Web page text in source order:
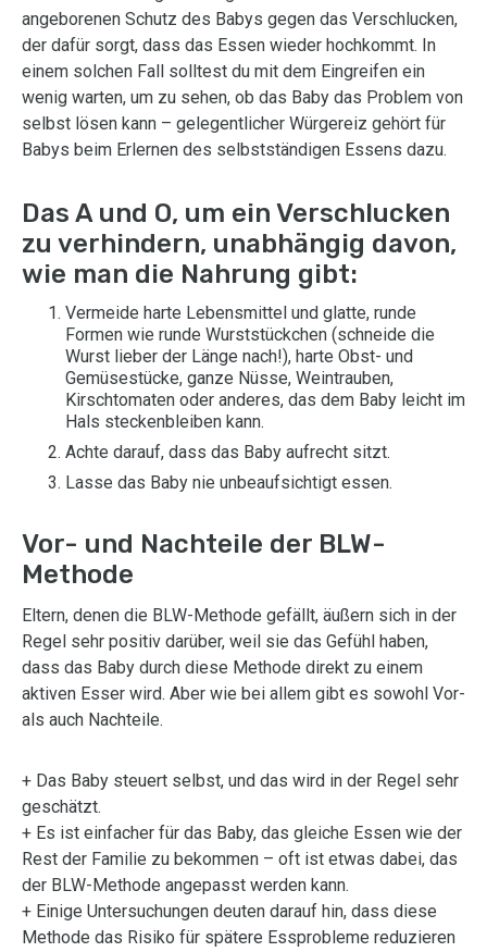
angeborenen Schutz des Babys gegen das Verschlucken,
der dafür sorgt, dass das Essen wieder hochkommt. In
einem solchen Fall solltest du mit dem Eingreifen ein
wenig warten, um zu sehen, ob das Baby das Problem von
selbst lösen kann – gelegentlicher Würgereiz gehört für
Babys beim Erlernen des selbstständigen Essens dazu.
Das A und O, um ein Verschlucken
zu verhindern, unabhängig davon,
wie man die Nahrung gibt:
Vermeide harte Lebensmittel und glatte, runde
Formen wie runde Wurststückchen (schneide die
Wurst lieber der Länge nach!), harte Obst- und
Gemüsestücke, ganze Nüsse, Weintrauben,
Kirschtomaten oder anderes, das dem Baby leicht im
Hals steckenbleiben kann.
Achte darauf, dass das Baby aufrecht sitzt.
Lasse das Baby nie unbeaufsichtigt essen.
Vor- und Nachteile der BLW-
Methode
Eltern, denen die BLW-Methode gefällt, äußern sich in der
Regel sehr positiv darüber, weil sie das Gefühl haben,
dass das Baby durch diese Methode direkt zu einem
aktiven Esser wird. Aber wie bei allem gibt es sowohl Vor-
als auch Nachteile.
+ Das Baby steuert selbst, und das wird in der Regel sehr
geschätzt.
+ Es ist einfacher für das Baby, das gleiche Essen wie der
Rest der Familie zu bekommen – oft ist etwas dabei, das
der BLW-Methode angepasst werden kann.
+ Einige Untersuchungen deuten darauf hin, dass diese
Methode das Risiko für spätere Essprobleme reduzieren